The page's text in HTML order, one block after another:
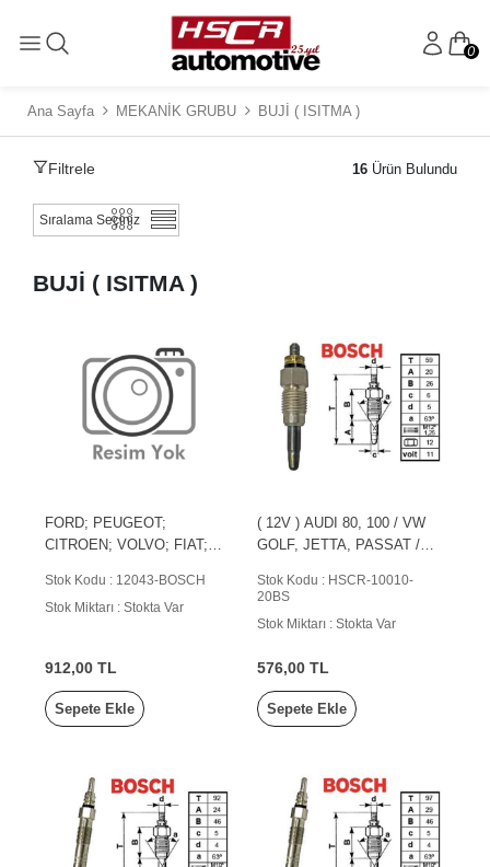
0
Ana Sayfa MEKANİK GRUBU BUJİ ( ISITMA )
Filtrele 16 Ürün Bulundu
BUJİ ( ISITMA )
FORD; PEUGEOT;
CITROEN; VOLVO; FIAT;
Stok Kodu : 12043-BOSCH
Stok Miktarı : Stokta Var
912,00 TL
Sepete Ekle
( 12V ) AUDI 80, 100 / VW
GOLF, JETTA, PASSAT /
Stok Kodu : HSCR-10010-
20BS
Stok Miktarı : Stokta Var
576,00 TL
Sepete Ekle